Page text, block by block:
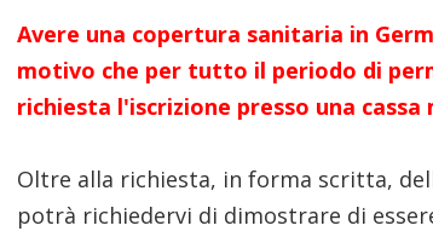
Avere una copertura sanitaria in
motivo che per tutto il periodo di
richiesta l'iscrizione presso una
Oltre alla richiesta, in forma scritta,
potrà richiedervi di dimostrare di